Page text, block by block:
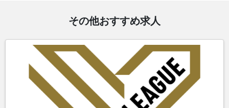
その他おすすめ求人